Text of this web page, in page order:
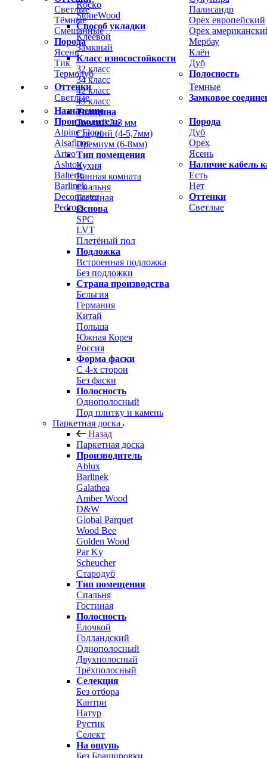
Светлые
Тёмные
Смешанные
Порода
Ясень
Тик
Термодуб
Палисандр
Орех европейский
Орех
Мербау
Клён
Дуб
Полосность
Оттенки
Светлые
Темные
Замковое
Назначение
Производитель
Alpine Floor
Alsafloor
Arteo
Ashton
Balterio
Barlinek
Decomaster
Pedross
Порода
Дуб
Орех
Ясень
Наличие кабель
Есть
Нет
Оттенки
Светлые
Rocko
StoneWood
Способ укладки
Клеевой
Замквый
Класс износостойкости
32 класс
34 класс
42 класс
43 класс
Толщина
Тонкий 2-3 мм
Средний (4-5,7мм)
Премиум (6-8мм)
Тип помещения
Кухня
Ванная комната
Спальня
Гостиная
Основа
SPC
LVT
Плетёный пол
Подложка
Встроенная подложка
Без подложки
Страна производства
Бельгия
Германия
Китай
Польша
Южная Корея
Россия
Форма фаски
С 4-х сторон
Без фаски
Полосность
Однополосный
Под плитку и камень
Паркетная доска
Назад
Паркетная доска
Производитель
Ablux
Barlinek
Galathea
Amber Wood
D&W
Global Parquet
Wood Bee
Golden Wood
Par Ky
Scheucher
Стародуб
Тип помещения
Спальня
Гостиная
Полосность
Ёлочкой
Голландский
Однополосный
Двухполосный
Трёхполосный
Селекция
Без отбора
Кантри
Натур
Рустик
Селект
На ощупь